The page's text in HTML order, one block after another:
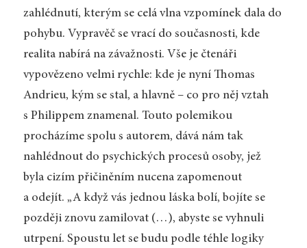
zahlédnutí, kterým se celá vlna vzpomínek dala do
pohybu. Vypravěč se vrací do současnosti, kde
realita nabírá na závažnosti. Vše je čtenáři
vypovězeno velmi rychle: kde je nyní Thomas
Andrieu, kým se stal, a hlavně – co pro něj vztah
s Philippem znamenal. Touto polemikou
procházíme spolu s autorem, dává nám tak
nahlédnout do psychických procesů osoby, jež
byla cizím přičiněním nucena zapomenout
a odejít. „A když vás jednou láska bolí, bojíte se
později znovu zamilovat (…), abyste se vyhnuli
utrpení. Spoustu let se budu podle téhle logiky